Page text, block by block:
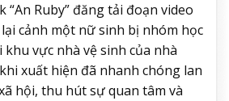
“An Ruby” đăng tải đoạn video
cảnh một nữ sinh bị nhóm học
vực nhà vệ sinh của nhà
xuất hiện đã nhanh chóng lan
hội, thu hút sự quan tâm và